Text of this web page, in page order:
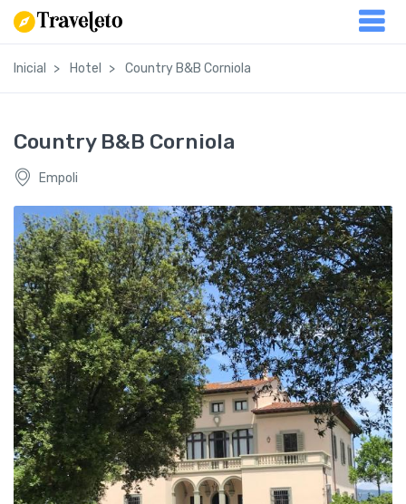
Inicial Hotel Country B&B Corniola
Country B&B Corniola
Empoli